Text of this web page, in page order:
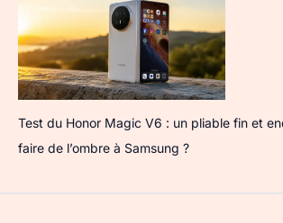
Test du Honor Magic V6 : un pliable fin et
faire de l’ombre à Samsung ?